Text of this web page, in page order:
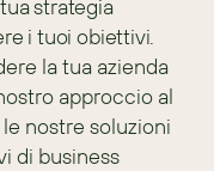
strategia
i tuoi obiettivi.
la tua azienda
approccio al
nostre soluzioni
di business